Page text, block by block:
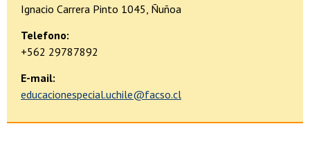
Ignacio Carrera Pinto 1045, Ñuñoa
Telefono:
+562 29787892
E-mail:
educacionespecial.uchile@facso.cl